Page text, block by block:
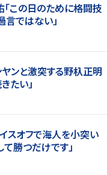
「この日のために格闘技
言ではない」
ヤンと激突する野杁正明
たい」
イスオフで海人を小突い
勝つだけです」